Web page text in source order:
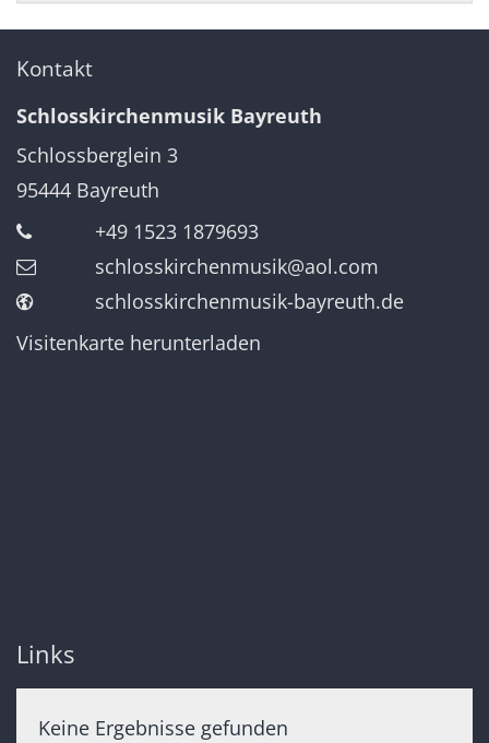
Kontakt
Schlosskirchenmusik Bayreuth
Schlossberglein 3
95444 Bayreuth
+49 1523 1879693
schlosskirchenmusik@aol.com
schlosskirchenmusik-bayreuth.de
Visitenkarte herunterladen
Links
Keine Ergebnisse gefunden